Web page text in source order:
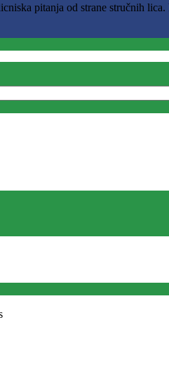
pitanja od strane stručnih